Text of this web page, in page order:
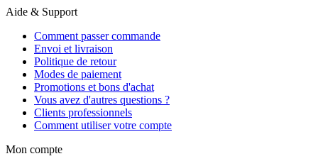
Aide & Support
Comment passer commande
Envoi et livraison
Politique de retour
Modes de paiement
Promotions et bons d'achat
Vous avez d'autres questions ?
Clients professionnels
Comment utiliser votre compte
Mon compte